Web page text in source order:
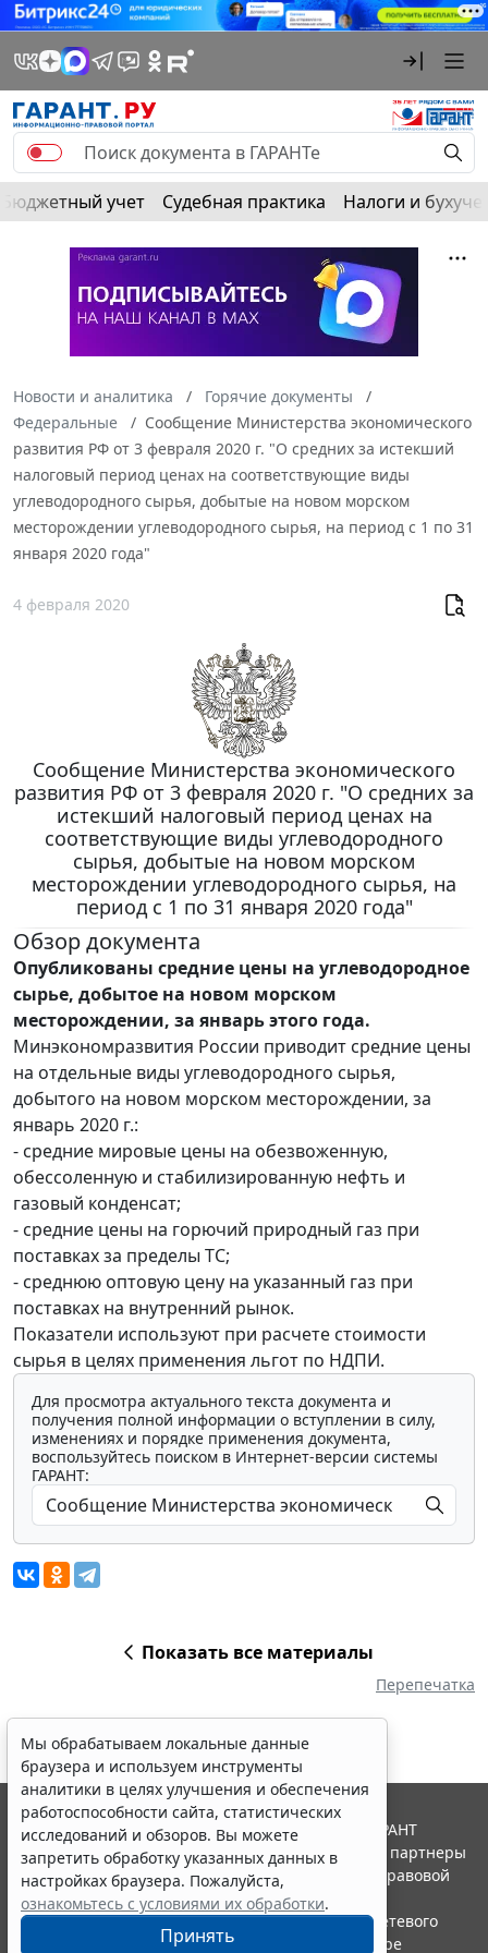
Бюджетный учет Судебная практика Налоги и
Новости и аналитика
Горячие документы
Федеральные
Сообщение Министерства экономического
развития РФ от 3 февраля 2020 г. "О средних за истекший
налоговый период ценах на соответствующие виды
углеводородного сырья, добытые на новом морском
месторождении углеводородного сырья, на период с 1 по 31
января 2020 года"
4 февраля 2020
Сообщение Министерства экономического
развития РФ от 3 февраля 2020 г. "О средних за
истекший налоговый период ценах на
соответствующие виды углеводородного
сырья, добытые на новом морском
месторождении углеводородного сырья, на
период с 1 по 31 января 2020 года"
Обзор документа
Опубликованы средние цены на углеводородное
сырье, добытое на новом морском
месторождении, за январь этого года.
Минэкономразвития России приводит средние цены
на отдельные виды углеводородного сырья,
добытого на новом морском месторождении, за
январь 2020 г.:
- средние мировые цены на обезвоженную,
обессоленную и стабилизированную нефть и
газовый конденсат;
- средние цены на горючий природный газ при
поставках за пределы ТС;
- среднюю оптовую цену на указанный газ при
поставках на внутренний рынок.
Показатели используют при расчете стоимости
сырья в целях применения льгот по НДПИ.
Для просмотра актуального текста документа и
получения полной информации о вступлении в силу,
изменениях и порядке применения документа,
воспользуйтесь поиском в Интернет-версии системы
ГАРАНТ:
Показать все материалы
Перепечатка
Мы обрабатываем локальные данные
браузера и используем инструменты
аналитики в целях улучшения и обеспечения
работоспособности сайта, статистических
исследований и обзоров. Вы можете
запретить обработку указанных данных в
настройках браузера. Пожалуйста,
ознакомьтесь с условиями их обработки.
Принять
© ООО "НПП "ГАРАНТ-СЕРВИС", 2026. Система ГАРАНТ
выпускается с 1990 года. Компания "Гарант" и ее партнеры
являются участниками Российской ассоциации правовой
информации ГАРАНТ.
Портал ГАРАНТ.РУ зарегистрирован в качестве сетевого
издания Федеральной службой по надзору в сфере